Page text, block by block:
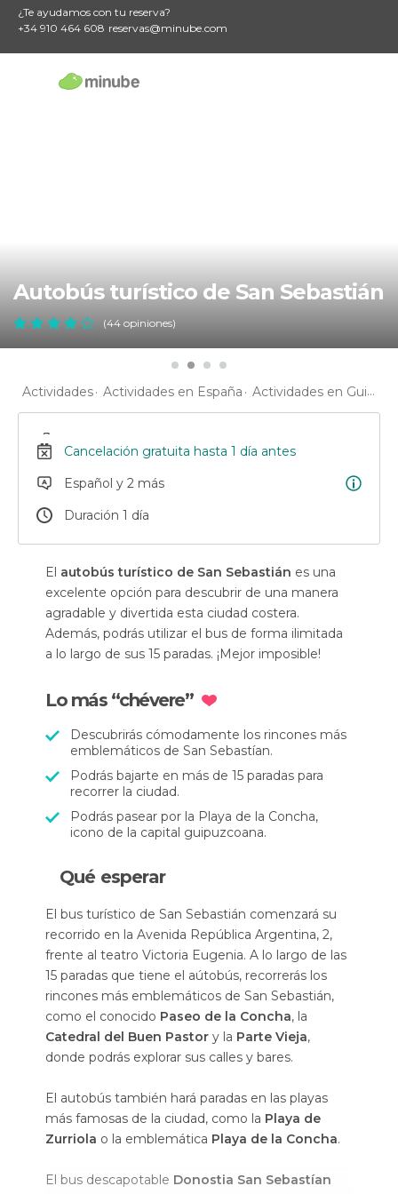
¿Te ayudamos con tu reserva?
+34 910 464 608 reservas@minube.com
Autobús turístico de San Sebastián
(44 opiniones)
Actividades Actividades en España Actividades en Guipúzcoa
Cancelación gratuita hasta 1 día antes
Español y 2 más
Duración 1 día
El autobús turístico de San Sebastián es una
excelente opción para descubrir de una manera
agradable y divertida esta ciudad costera.
Además, podrás utilizar el bus de forma ilimitada
a lo largo de sus 15 paradas. ¡Mejor imposible!
Lo más “chévere”
Descubrirás cómodamente los rincones más
emblemáticos de San Sebastían.
Podrás bajarte en más de 15 paradas para
recorrer la ciudad.
Podrás pasear por la Playa de la Concha,
icono de la capital guipuzcoana.
Qué esperar
El bus turístico de San Sebastián comenzará su
recorrido en la Avenida República Argentina, 2,
frente al teatro Victoria Eugenia. A lo largo de las
15 paradas que tiene el aútobús, recorrerás los
rincones más emblemáticos de San Sebastián,
como el conocido Paseo de la Concha, la
Catedral del Buen Pastor y la Parte Vieja,
donde podrás explorar sus calles y bares.
El autobús también hará paradas en las playas
más famosas de la ciudad, como la Playa de
Zurriola o la emblemática Playa de la Concha.
El bus descapotable Donostia San Sebastían